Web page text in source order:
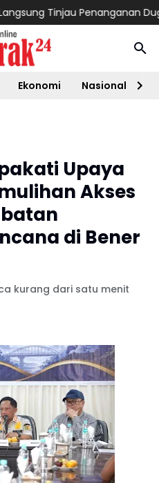
Tinjau Penanganan
Ekonomi Nasional
Upaya
Akses
di Bener
kurang dari satu menit